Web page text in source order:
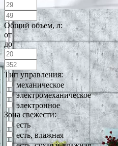
Общий объем, л:
от
до
Тип управления:
механическое
электромеханическое
электронное
Зона свежести:
есть
есть, влажная